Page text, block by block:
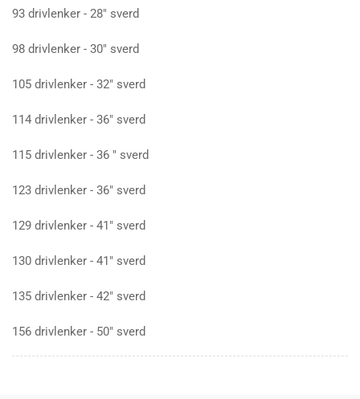
93 drivlenker - 28" sverd
98 drivlenker - 30" sverd
105 drivlenker - 32" sverd
114 drivlenker - 36" sverd
115 drivlenker - 36 " sverd
123 drivlenker - 36" sverd
129 drivlenker - 41" sverd
130 drivlenker - 41" sverd
135 drivlenker - 42" sverd
156 drivlenker - 50" sverd